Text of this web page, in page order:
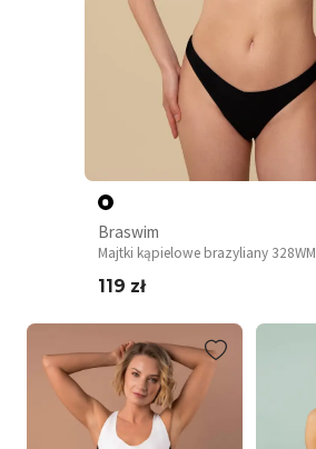
Braswim
Majtki kąpielowe brazyliany 328WM
119 zł